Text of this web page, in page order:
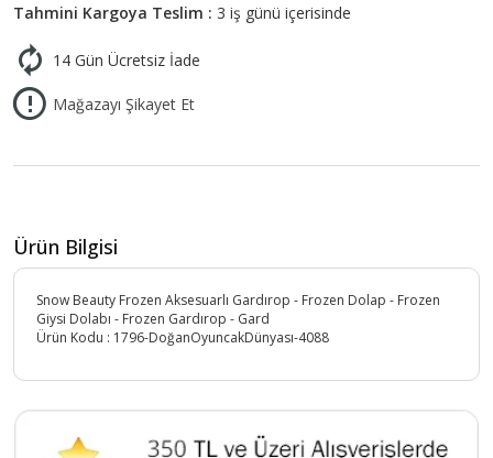
Tahmini Kargoya Teslim : 3 iş günü içerisinde
14 Gün Ücretsiz İade
Mağazayı Şikayet Et
Ürün Bilgisi
Snow Beauty Frozen Aksesuarlı Gardırop - Frozen Dolap - Frozen
Giysi Dolabı - Frozen Gardırop - Gard
Ürün Kodu : 1796-DoğanOyuncakDünyası-4088